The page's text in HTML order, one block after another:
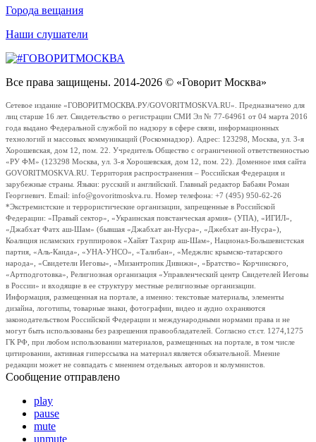
Города вещания
Наши слушатели
Все права защищены. 2014-2026 © «Говорит Москва»
Сетевое издание «ГОВОРИТМОСКВА.РУ/GOVORITMOSKVA.RU». Предназначено для
лиц старше 16 лет. Свидетельство о регистрации СМИ Эл № 77-64961 от 04 марта 2016
года выдано Федеральной службой по надзору в сфере связи, информационных
технологий и массовых коммуникаций (Роскомнадзор). Адрес: 123298, Москва, ул. 3-я
Хорошевская, дом 12, пом. 22. Учредитель Общество с ограниченной ответственностью
«РУ ФМ» (123298 Москва, ул. 3-я Хорошевская, дом 12, пом. 22). Доменное имя сайта
GOVORITMOSKVA.RU. Территория распространения – Российская Федерация и
зарубежные страны. Языки: русский и английский. Главный редактор Бабаян Роман
Георгиевич. Email: info@govoritmoskva.ru. Номер телефона: +7 (495) 950-62-26
*Экстремистские и террористические организации, запрещенные в Российской
Федерации: «Правый сектор», «Украинская повстанческая армия» (УПА), «ИГИЛ»,
«Джабхат Фатх аш-Шам» (бывшая «Джабхат ан-Нусра», «Джебхат ан-Нусра»),
Коалиция исламских группировок «Хайят Тахрир аш-Шам», Национал-Большевистская
партия, «Аль-Каида», «УНА-УНСО», «Талибан», «Меджлис крымско-татарского
народа», «Свидетели Иеговы», «Мизантропик Дивижн», «Братство» Корчинского,
«Артподготовка», Религиозная организация «Управленческий центр Свидетелей Иеговы
в России» и входящие в ее структуру местные религиозные организации.
Информация, размещенная на портале, а именно: текстовые материалы, элементы
дизайна, логотипы, товарные знаки, фотографии, видео и аудио охраняются
законодательством Российской Федерации и международными нормами права и не
могут быть использованы без разрешения правообладателей. Согласно ст.ст. 1274,1275
ГК РФ, при любом использовании материалов, размещенных на портале, в том числе
цитировании, активная гиперссылка на материал является обязательной. Мнение
редакции может не совпадать с мнением отдельных авторов и колумнистов.
Сообщение отправлено
play
pause
mute
unmute